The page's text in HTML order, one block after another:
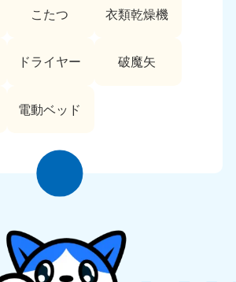
こたつ 衣類乾燥機
ドライヤー 破魔矢
電動ベッド